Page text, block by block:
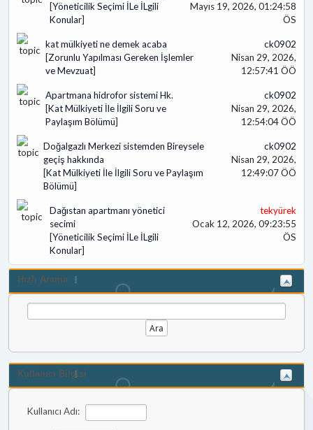
[Yöneticilik Seçimi İLe İLgili
Konular]
Mayıs 19, 2026, 01:24:58
ÖS
kat mülkiyeti ne demek acaba
[Zorunlu Yapılması Gereken İşlemler
ve Mevzuat]
ck0902
Nisan 29, 2026,
12:57:41 ÖÖ
Apartmana hidrofor sistemi Hk.
[Kat Mülkiyeti İle İlgili Soru ve
Paylaşım Bölümü]
ck0902
Nisan 29, 2026,
12:54:04 ÖÖ
Doğalgazlı Merkezi sistemden Bireysele
geçiş hakkında
[Kat Mülkiyeti İle İlgili Soru ve Paylaşım
Bölümü]
ck0902
Nisan 29, 2026,
12:49:07 ÖÖ
Dağıstan apartmanı yönetici
secimi
[Yöneticilik Seçimi İLe İLgili
Konular]
tekyürek
Ocak 12, 2026, 09:23:55
ÖS
Hızlı Arama
Kullanıcı Bilgisi
Kullanıcı Adı: